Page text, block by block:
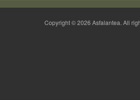
Copyright © 2026 Asfalantea. All